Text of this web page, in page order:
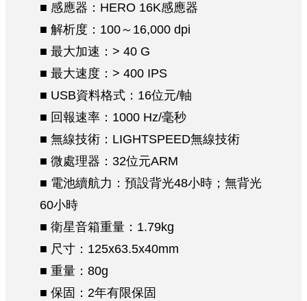
■ 感應器：HERO 16K感應器
■ 解析度：100～16,000 dpi
■ 最大加速：> 40 G
■ 最大速度：> 400 IPS
■ USB資料格式：16位元/軸
■ 回報速率：1000 Hz/毫秒
■ 無線技術：LIGHTSPEED無線技術
■ 微處理器：32位元ARM
■ 電池續航力：預設背光48小時；無背光
60小時
■ 衛星音箱重量：1.79kg
■ 尺寸：125x63.5x40mm
■ 重量：80g
■ 保固：2年有限保固